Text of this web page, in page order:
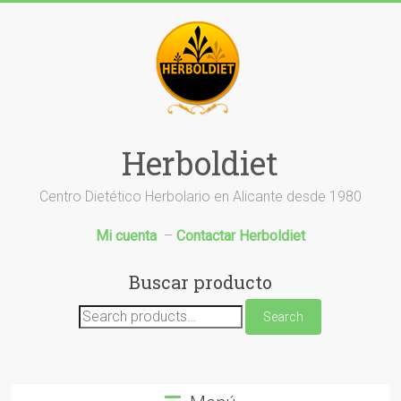
Herboldiet
Centro Dietético Herbolario en Alicante desde 1980
Mi cuenta – Contactar Herboldiet
Buscar producto
Search
for:
Search